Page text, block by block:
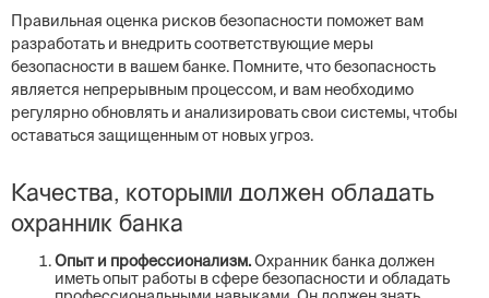
Правильная оценка рисков безопасности поможет вам
разработать и внедрить соответствующие меры
безопасности в вашем банке. Помните, что безопасность
является непрерывным процессом, и вам необходимо
регулярно обновлять и анализировать свои системы, чтобы
оставаться защищенным от новых угроз.
Качества, которыми должен обладать
охранник банка
Опыт и профессионализм.Охранник банка должен
иметь опыт работы в сфере безопасности и обладать